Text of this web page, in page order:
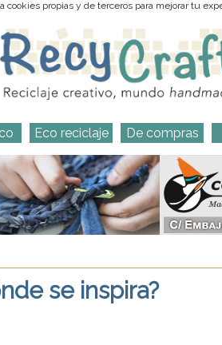
cookies propias y de terceros para mejorar tu
Eco reciclaje De compras
se inspira?